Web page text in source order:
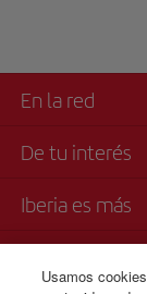
En la red
De tu interés
Iberia es más
Usamos